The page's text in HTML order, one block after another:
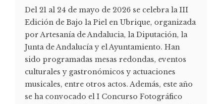
Del 21 al 24 de mayo de 2026 se celebra la III
Edición de Bajo la Piel en Ubrique, organizada
por Artesanía de Andalucia, la Diputación, la
Junta de Andalucía y el Ayuntamiento. Han
sido programadas mesas redondas, eventos
culturales y gastronómicos y actuaciones
musicales, entre otros actos. Además, este año
se ha convocado el I Concurso Fotográfico